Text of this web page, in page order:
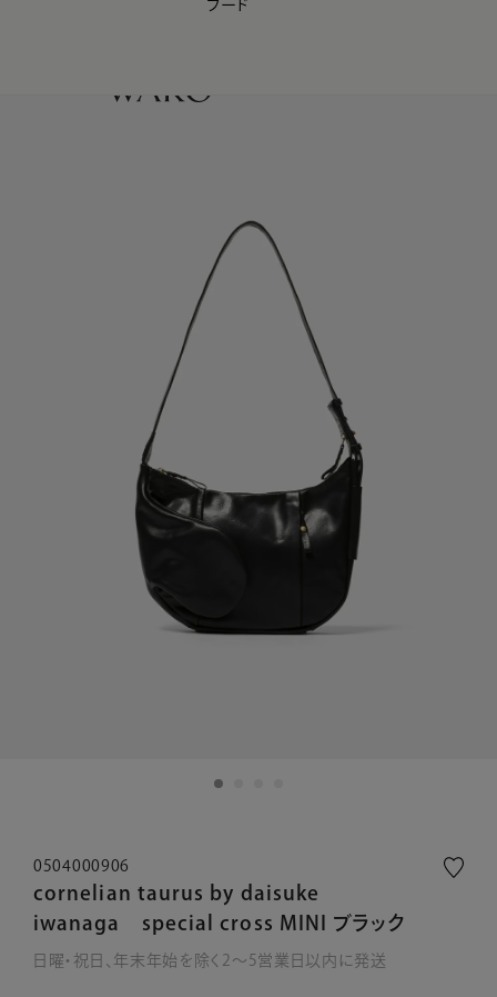
【会員様限定】夏のプレゼントキャンペーン開催中
フード
0504000906
cornelian taurus by daisuke
iwanaga special cross MINI ブラック
日曜・祝日、年末年始を除く2～5営業日以内に発送